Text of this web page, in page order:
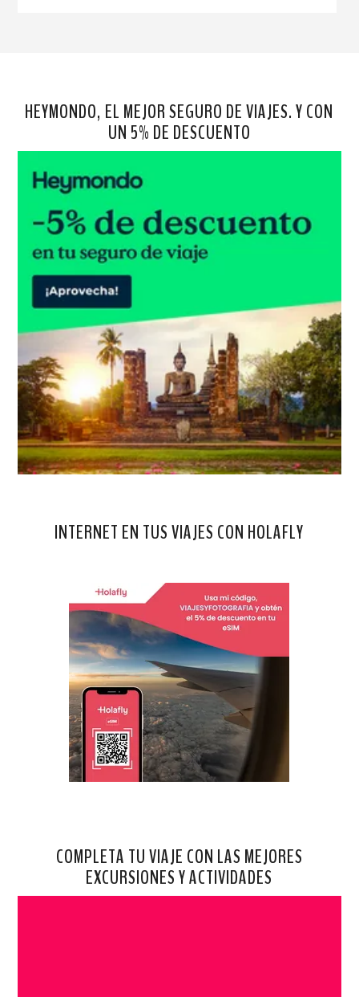
HEYMONDO, EL MEJOR SEGURO DE VIAJES. Y CON
UN 5% DE DESCUENTO
INTERNET EN TUS VIAJES CON HOLAFLY
COMPLETA TU VIAJE CON LAS MEJORES
EXCURSIONES Y ACTIVIDADES